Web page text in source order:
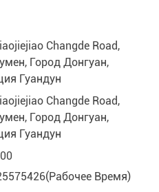
Changde Road,
Город Донгуан,
Гуандун
Changde Road,
Город Донгуан,
Гуандун
Время)